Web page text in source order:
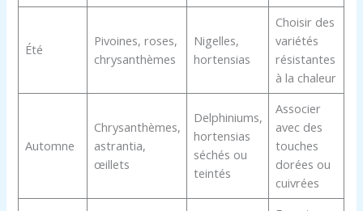
Été
Pivoines, roses,
chrysanthèmes
Nigelles,
hortensias
Choisir des
variétés
résistantes
à la chaleur
Automne
Chrysanthèmes,
astrantia,
œillets
Delphiniums,
hortensias
séchés ou
teintés
Associer
avec des
touches
dorées ou
cuivrées